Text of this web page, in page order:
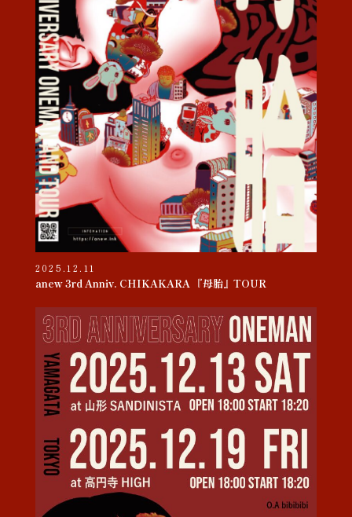
2025.12.11
anew 3rd Anniv. CHIKAKARA 『母胎』TOUR